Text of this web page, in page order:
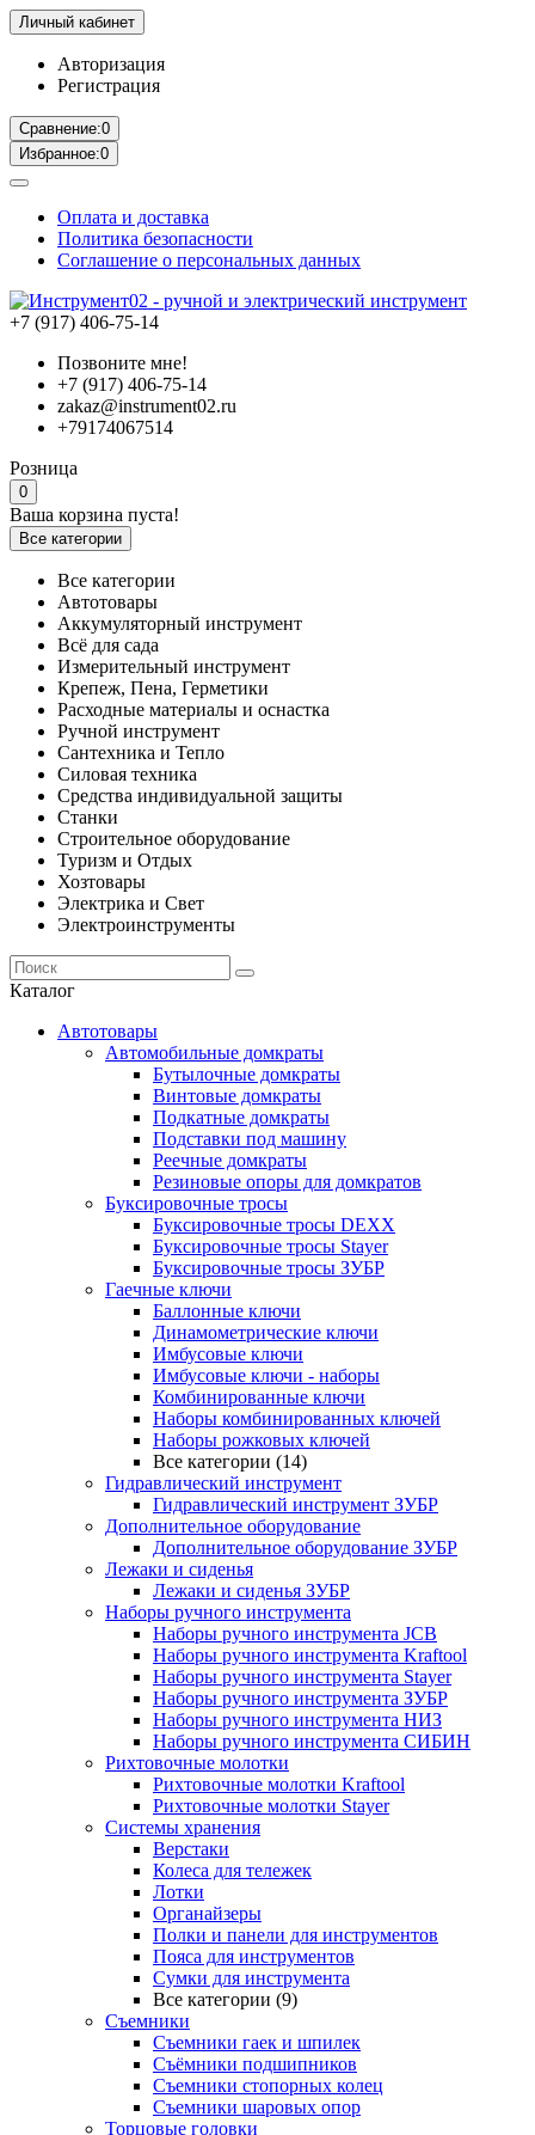
Личный кабинет
Авторизация
Регистрация
Сравнение:0
Избранное:0
Оплата и доставка
Политика безопасности
Соглашение о персональных данных
+7 (917) 406-75-14
Позвоните мне!
+7 (917) 406-75-14
zakaz@instrument02.ru
+79174067514
Розница
0
Ваша корзина пуста!
Все категории
Все категории
Автотовары
Аккумуляторный инструмент
Всё для сада
Измерительный инструмент
Крепеж, Пена, Герметики
Расходные материалы и оснастка
Ручной инструмент
Сантехника и Тепло
Силовая техника
Средства индивидуальной защиты
Станки
Строительное оборудование
Туризм и Отдых
Хозтовары
Электрика и Свет
Электроинструменты
Каталог
Автотовары
Автомобильные домкраты
Бутылочные домкраты
Винтовые домкраты
Подкатные домкраты
Подставки под машину
Реечные домкраты
Резиновые опоры для домкратов
Буксировочные тросы
Буксировочные тросы DEXX
Буксировочные тросы Stayer
Буксировочные тросы ЗУБР
Гаечные ключи
Баллонные ключи
Динамометрические ключи
Имбусовые ключи
Имбусовые ключи - наборы
Комбинированные ключи
Наборы комбинированных ключей
Наборы рожковых ключей
Все категории (14)
Гидравлический инструмент
Гидравлический инструмент ЗУБР
Дополнительное оборудование
Дополнительное оборудование ЗУБР
Лежаки и сиденья
Лежаки и сиденья ЗУБР
Наборы ручного инструмента
Наборы ручного инструмента JCB
Наборы ручного инструмента Kraftool
Наборы ручного инструмента Stayer
Наборы ручного инструмента ЗУБР
Наборы ручного инструмента НИЗ
Наборы ручного инструмента СИБИН
Рихтовочные молотки
Рихтовочные молотки Kraftool
Рихтовочные молотки Stayer
Системы хранения
Верстаки
Колеса для тележек
Лотки
Органайзеры
Полки и панели для инструментов
Пояса для инструментов
Сумки для инструмента
Все категории (9)
Съемники
Съемники гаек и шпилек
Съёмники подшипников
Съемники стопорных колец
Съемники шаровых опор
Торцовые головки